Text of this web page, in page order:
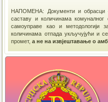
НАПОМЕНА: Документи и обрасци
саставу и количинама комуналног
самоуправе као и методологији
количинама отпада укључујући и
промет,а не на извјештавање о